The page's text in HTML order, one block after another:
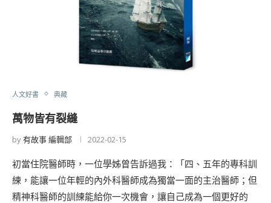
人文好書 典藏
萬物皆有裂縫
by有故事 編輯部 2022-02-15
初當住院醫師時，一位學姊曾告訴過我：「四、五年的專科訓
練，能讓一位年輕的內外科醫師成為獨當一面的主治醫師；但
精神科醫師的訓練能給你一次機會，讓自己成為一個更好的